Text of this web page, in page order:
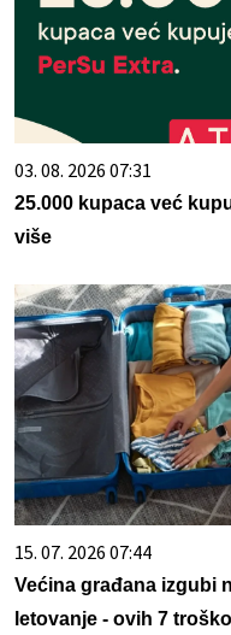
03. 08. 2026 07:31
25.000 kupaca već
više
15. 07. 2026 07:44
Većina građana izgubi
letovanje - ovih 7